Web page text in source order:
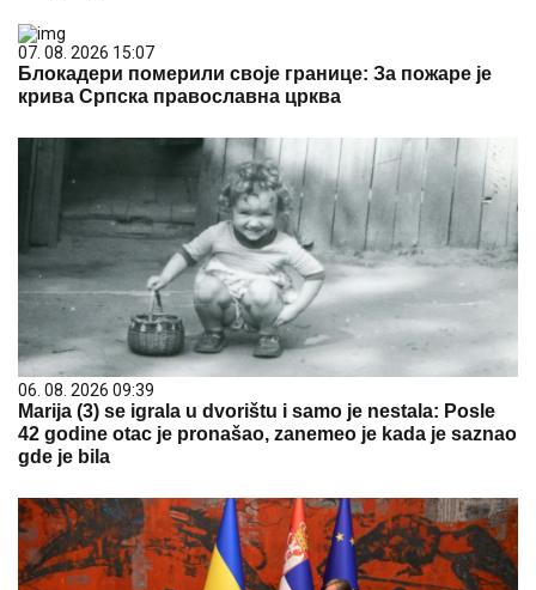
07. 08. 2026 15:07
Блокадери померили своје границе: За пожаре је
крива Српска православна црква
06. 08. 2026 09:39
Marija (3) se igrala u dvorištu i samo je nestala: Posle
42 godine otac je pronašao, zanemeo je kada je saznao
gde je bila